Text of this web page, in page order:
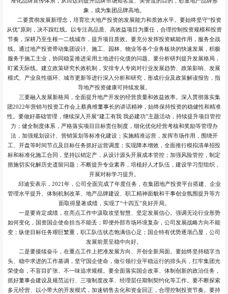
象，成为集团品牌高地。
二要贯彻发展新理念，培育壮大地产投资的发展能力和质效水平。要始终坚守“投资
从优”原则，决不踩红线。以专注高品质、高效益项目为重任，合理控制投资规模和投资
节奏，深耕乃至生根一二线城市，提升项目质效。要充分发挥投资赋能作用，服务全战
线。通过地产投资带动集团设计、施工、园林、物业等各个业务板块的快速发展，积极
服务于施工主业，协同稳妥推进采用土地进行化债的问题。要分析研判提升发展格局，
盯紧天际线。建立政策研究长效机制，安排专人专岗对行业发展趋势、政策影响、发展
模式、产业良性循环、城市更新等进行深入分析和研究，形成行业及政策解读报告，指
导地产投资健康可持续发展。
三要融入发展新格局，全面提升地产开发的经营质量和效益效率。深入贯彻落实集
团2022年营销与投资工作会上蔡典维董事长的讲话精神，始终保持投资的稳健性和精准
性。要做好基础管理，继续深入开展“建工有我 我必建功”主题活动，持续提升项目管控
力；健全制度体系，严格落实项目目标责任制度，细化优化经营考核和奖励等管理办
法，加强规划设计、营销策划等标准化建设；实施精准运营，发挥市场作用，围绕开
工、开盘等时间节点及目标任务抓好运营调度；实现降本增效，全面推行模拟清单招投
标和标准化施工合同，坚持以销定产，从设计源头开展成本管控；加强风险管控，制定
措施切实化解历史遗留问题；不断提升专业素养，培植好人才队伍，建设学习型组织，
开展对标学习提升。
邱迪安表示，2021年，公司全面完成了年度任务，在集团地产投资平台搭建、企业
管理水平提升、体制机制改革、地产品牌建设、职工精神面貌和干事创业氛围提升等方
面取得显著成绩，实现了“十四五”良好开局。
一是要肯定成绩，在亮点工作中汲取攻坚智慧、坚定发展信心。强调无论行业形势
如何变化，国资国企使命担当不能丢；即便外部市场环境复杂，公司发展战略方向不能
变；纵使目标任务艰巨繁重，职工队伍状态饱满信心足；国企特有优势逐渐凸显，公司
发展前景呈稳中向好。
二是要接续奋斗，在重点工作上把准发展方向、开创全新局面。要始终坚持稳字当
头、稳中求进的工作基调，坚守国企使命，做引领行业平稳运行的排头兵，扛牢集团光
荣使命，不盲目扩张、不一味追求规模。要全面落实国企改革、体制创新的政治任务，
抓好董事会建设及规范运行、三项制度改革、经理层任期制契约化等工作。要不断探索
多元经营、以小带大的开发模式，加速销售去化和资金回正，合理控制投资节奏。要持